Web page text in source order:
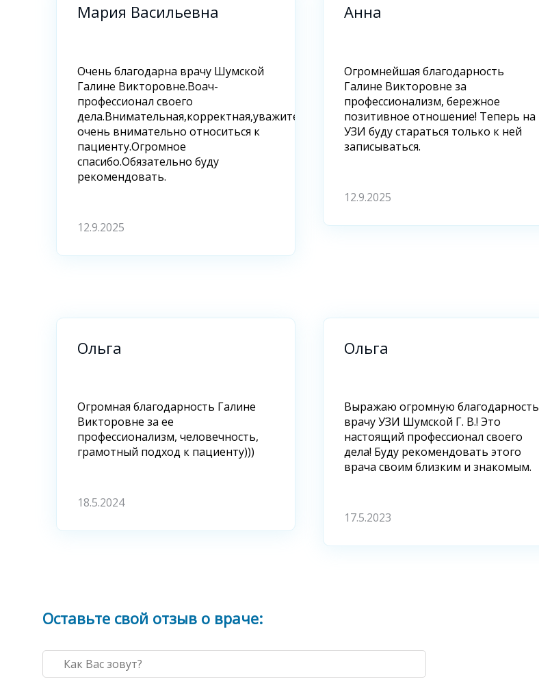
Мария Васильевна
Очень благодарна врачу Шумской
Галине Викторовне.Воач-
профессионал своего
дела.Внимательная,корректная,уважительная..Очень,
очень внимательно относиться к
пациенту.Огромное
спасибо.Обязательно буду
рекомендовать.
12.9.2025
Анна
Огромнейшая благодарность
Галине Викторовне за
профессионализм, бережное
позитивное отношение! Теперь на
УЗИ буду стараться только к ней
записываться.
12.9.2025
Ольга
Огромная благодарность Галине
Викторовне за ее
профессионализм, человечность,
грамотный подход к пациенту)))
18.5.2024
Ольга
Выражаю огромную благодарность
врачу УЗИ Шумской Г. В.! Это
настоящий профессионал своего
дела! Буду рекомендовать этого
врача своим близким и знакомым.
17.5.2023
Оставьте свой отзыв о враче: